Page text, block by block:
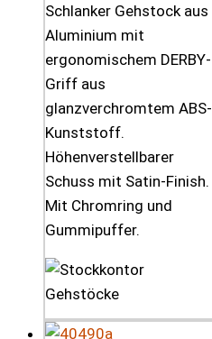
Schlanker Gehstock aus
Aluminium mit
ergonomischem DERBY-
Griff aus
glanzverchromtem ABS-
Kunststoff.
Höhenverstellbarer
Schuss mit Satin-Finish.
Mit Chromring und
Gummipuffer.